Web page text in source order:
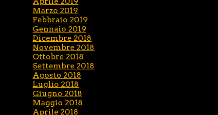
Marzo 2019
Febbraio 2019
Gennaio 2019
Dicembre 2018
Novembre 2018
Ottobre 2018
Settembre 2018
Agosto 2018
Luglio 2018
Giugno 2018
Maggio 2018
Aprile 2018